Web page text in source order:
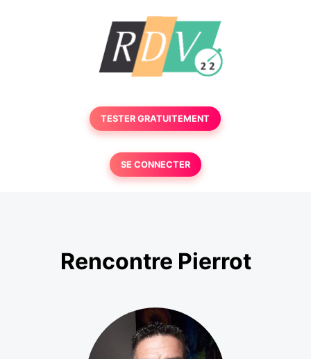
TESTER GRATUITEMENT
SE CONNECTER
Rencontre Pierrot